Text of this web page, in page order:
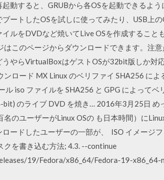
動すると、GRUBから各OSを起動できるよ
ートしたOSを試しに使ってみたり、USB上
ルをDVDなど焼いてLive OSを作成すること
このページからダウンロードできます。注
やらVirtualBoxはゲストOSが32bit版しか対
ロード MX Linux のベリファイ SHA256 によ
iso ファイルを SHA256 と GPG によって
のライブ DVD を焼き… 2016年3月25日 め
のユーザーがLinux OSの も日本時間）に
ードしたユーザーの一部が、 ISO イメージ
クを書き込む方法; 4.3. --continue
19/Fedora/x86_64/Fedora-19-x86_64-